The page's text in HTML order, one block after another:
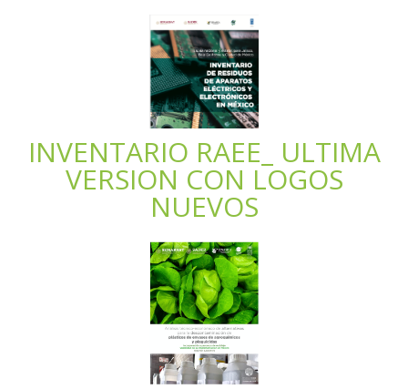
INVENTARIO RAEE_ ULTIMA
VERSION CON LOGOS
NUEVOS